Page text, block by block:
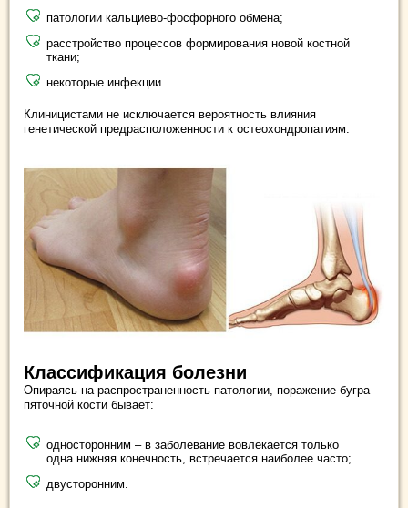
патологии кальциево-фосфорного обмена;
расстройство процессов формирования новой костной
ткани;
некоторые инфекции.
Клиницистами не исключается вероятность влияния
генетической предрасположенности к остеохондропатиям.
Классификация болезни
Опираясь на распространенность патологии, поражение бугра
пяточной кости бывает:
односторонним – в заболевание вовлекается только
одна нижняя конечность, встречается наиболее часто;
двусторонним.